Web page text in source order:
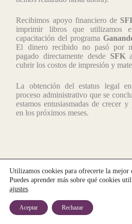
Recibimos apoyo financiero de
imprimir libros que utilizamos
capacitación del programa
El dinero recibido no pasó por
pagado directamente desde SFKa
cubrir los costos de impresión y
La obtención del estatus legal
proceso administrativo que se
estamos entusiasmadas de crecer
en los próximos meses.
Copyright © 2026 -Fundación Zera
la sabiduría aymara. Comprometida
Utilizamos cookies para ofrecerte la mejor
Puedes aprender más sobre qué cookies
ajustes.
Aceptar Rechazar